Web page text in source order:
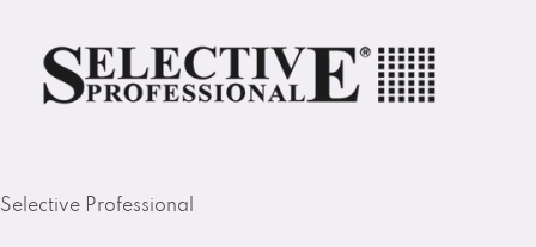
Selective Professional